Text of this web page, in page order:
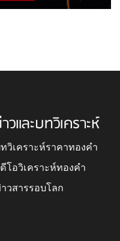
วและบทวิเคราะห์
วิเคราะห์ราคาทองคำ
โอวิเคราะห์ทองคำ
วสารรอบโลก